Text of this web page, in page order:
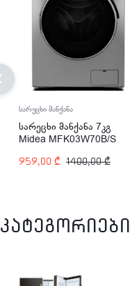
სარეცხი მანქანა
სარეცხი მანქანა 7კგ
Midea MFK03W70B/S
1400,00₾
959,00 ₾
კატეგორიები